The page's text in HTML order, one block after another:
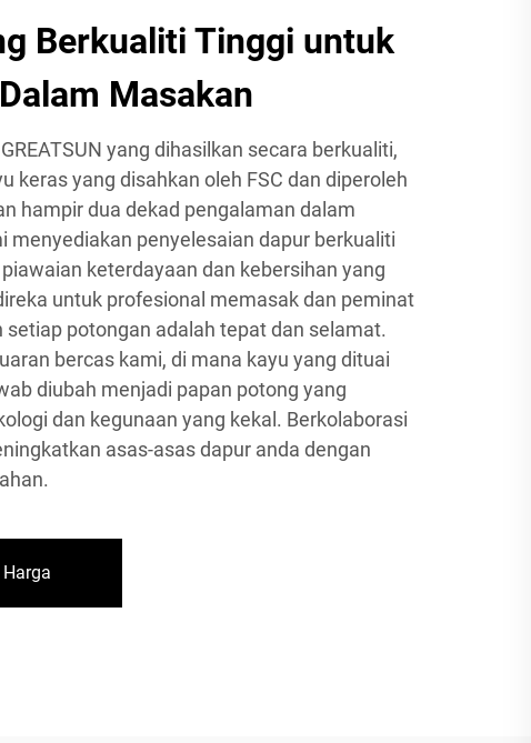
Berkualiti Tinggi untuk
Masakan
yang dihasilkan secara berkualiti,
keras yang disahkan oleh FSC dan diperoleh
hampir dua dekad pengalaman dalam
menyediakan penyelesaian dapur berkualiti
keterdayaan dan kebersihan yang
untuk profesional memasak dan peminat
potongan adalah tepat dan selamat.
bercas kami, di mana kayu yang dituai
diubah menjadi papan potong yang
dan kegunaan yang kekal. Berkolaborasi
asas-asas dapur anda dengan